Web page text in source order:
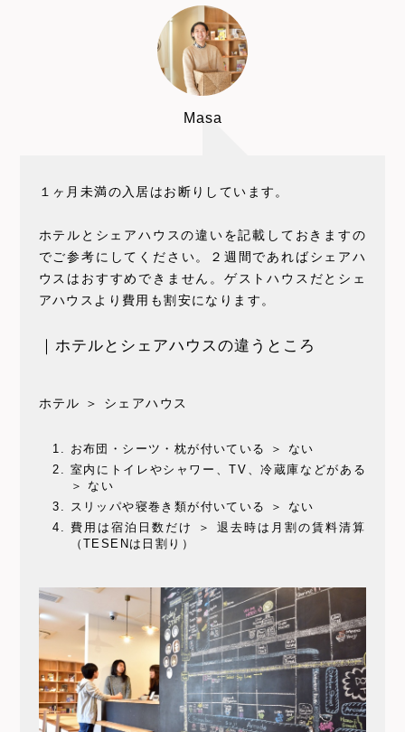
Masa
１ヶ月未満の入居はお断りしています。
ホテルとシェアハウスの違いを記載しておきますの
でご参考にしてください。２週間であればシェアハ
ウスはおすすめできません。ゲストハウスだとシェ
アハウスより費用も割安になります。
｜ホテルとシェアハウスの違うところ
ホテル ＞ シェアハウス
お布団・シーツ・枕が付いている ＞ ない
室内にトイレやシャワー、TV、冷蔵庫などがある
＞ ない
スリッパや寝巻き類が付いている ＞ ない
費用は宿泊日数だけ ＞ 退去時は月割の賃料清算
（TESENは日割り）